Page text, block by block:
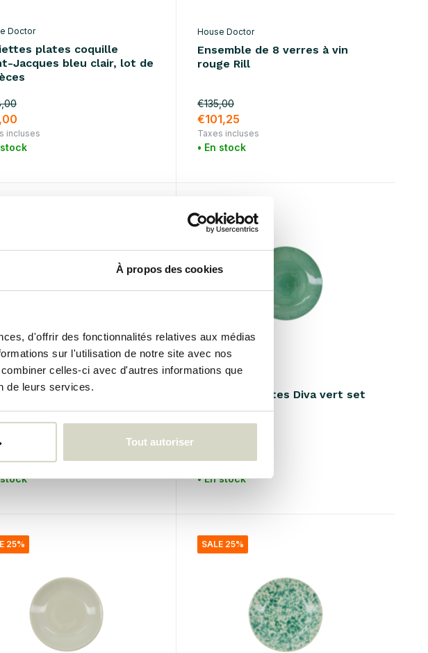
À propos des cookies
d'offrir des fonctionnalités relatives aux médias
sur l'utilisation de notre site avec nos
celles-ci avec d'autres informations que
de leurs services.
Tout autoriser
Doctor
plates coquille
Jacques bleu clair, lot de
incluses
stock
House Doctor
Ensemble de 8 verres à vin
rouge Rill
€135,00
€101,25
Taxes incluses
• En stock
Doctor
plates Diva rouge
8 pièces
incluses
stock
SALE 25%
House Doctor
Assiettes plates Diva vert set
de 8 pièces
• En stock
25% SALE 25%